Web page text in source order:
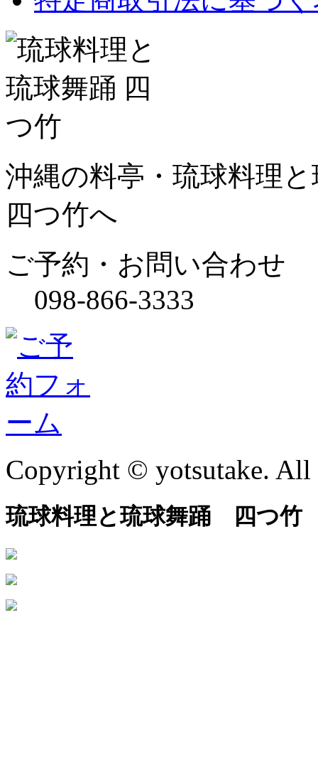
沖縄の料亭・琉球料理
四つ竹へ
ご予約・お問い合わせ
098-866-3333
Copyright © yotsutake. All
琉球料理と琉球舞踊 四つ竹